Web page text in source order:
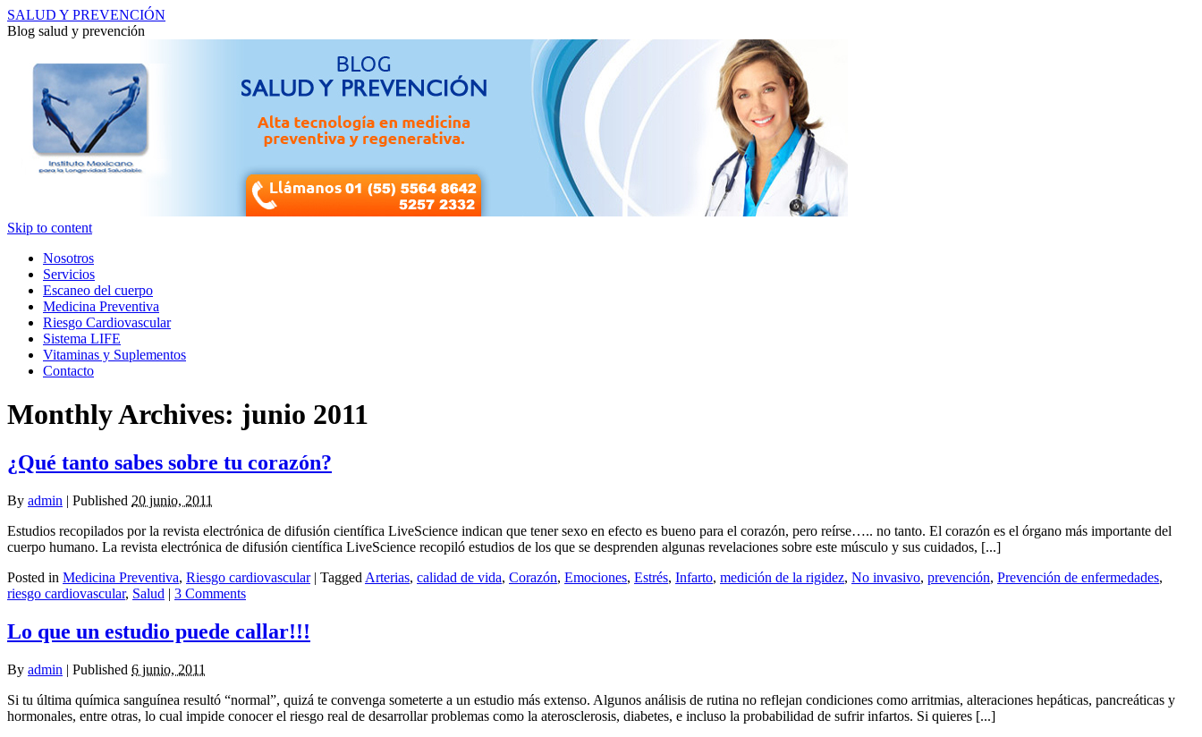
SALUD Y PREVENCIÓN
Blog salud y prevención
Skip to content
Nosotros
Servicios
Escaneo del cuerpo
Medicina Preventiva
Riesgo Cardiovascular
Sistema LIFE
Vitaminas y Suplementos
Contacto
Monthly Archives: junio 2011
¿Qué tanto sabes sobre tu corazón?
By admin | Published 20 junio, 2011
Estudios recopilados por la revista electrónica de difusión científica LiveScience indican que tener sexo en efecto es bueno para el corazón, pero reírse….. no tanto. El corazón es el órgano más importante del
cuerpo humano. La revista electrónica de difusión científica LiveScience recopiló estudios de los que se desprenden algunas revelaciones sobre este músculo y sus cuidados, [...]
Posted in Medicina Preventiva, Riesgo cardiovascular | Tagged Arterias, calidad de vida, Corazón, Emociones, Estrés, Infarto, medición de la rigidez, No invasivo, prevención, Prevención de enfermedades,
riesgo cardiovascular, Salud | 3 Comments
Lo que un estudio puede callar!!!
By admin | Published 6 junio, 2011
Si tu última química sanguínea resultó “normal”, quizá te convenga someterte a un estudio más extenso. Algunos análisis de rutina no reflejan condiciones como arritmias, alteraciones hepáticas, pancreáticas y
hormonales, entre otras, lo cual impide conocer el riesgo real de desarrollar problemas como la aterosclerosis, diabetes, e incluso la probabilidad de sufrir infartos. Si quieres [...]